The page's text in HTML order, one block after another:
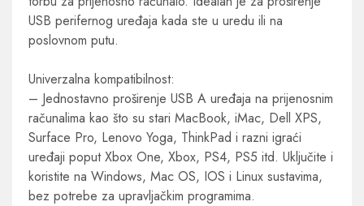
USB perifernog uređaja kada ste u uredu ili na
poslovnom putu.
Univerzalna kompatibilnost:
– Jednostavno proširenje USB A uređaja na prijenosnim
računalima kao što su stari MacBook, iMac, Dell XPS,
Surface Pro, Lenovo Yoga, ThinkPad i razni igraći
uređaji poput Xbox One, Xbox, PS4, PS5 itd. Uključite i
koristite na Windows, Mac OS, IOS i Linux sustavima,
bez potrebe za upravljačkim programima.